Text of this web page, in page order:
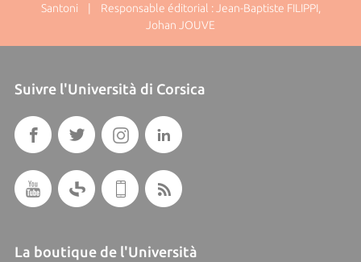
Santoni | Responsable éditorial : Jean-Baptiste FILIPPI,
Johan JOUVE
Suivre l'Università di Corsica
La boutique de l'Università